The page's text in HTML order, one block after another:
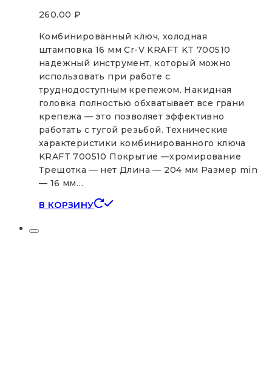
260.00 ₽
Комбинированный ключ, холодная
штамповка 16 мм Cr-V KRAFT KT 700510
надежный инструмент, который можно
использовать при работе с
труднодоступным крепежом. Накидная
головка полностью обхватывает все грани
крепежа — это позволяет эффективно
работать с тугой резьбой. Технические
характеристики комбинированного ключа
KRAFT 700510 Покрытие —хромирование
Трещотка — нет Длина — 204 мм Размер min
— 16 мм…
В КОРЗИНУ